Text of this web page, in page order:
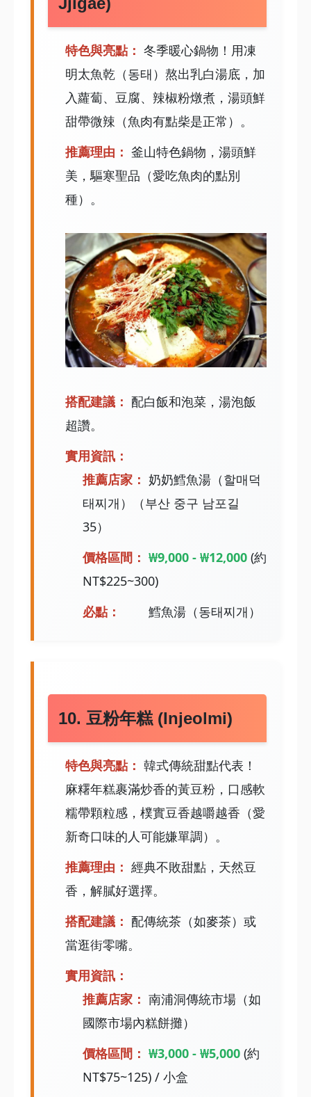
特色與亮點： 冬季暖心鍋物！用凍
明太魚乾（동태）熬出乳白湯底，加
入蘿蔔、豆腐、辣椒粉燉煮，湯頭鮮
甜帶微辣（魚肉有點柴是正常）。
推薦理由： 釜山特色鍋物，湯頭鮮
美，驅寒聖品（愛吃魚肉的點別
種）。
搭配建議： 配白飯和泡菜，湯泡飯
超讚。
實用資訊：
推薦店家： 奶奶鱈魚湯（할매덕
태찌개）（부산 중구 남포길
35）
價格區間： ₩9,000 - ₩12,000 (約
NT$225~300)
必點：
鱈魚湯（동태찌개）
10. 豆粉年糕 (Injeolmi)
特色與亮點： 韓式傳統甜點代表！
麻糬年糕裹滿炒香的黃豆粉，口感軟
糯帶顆粒感，樸實豆香越嚼越香（愛
新奇口味的人可能嫌單調）。
推薦理由： 經典不敗甜點，天然豆
香，解膩好選擇。
搭配建議： 配傳統茶（如麥茶）或
當逛街零嘴。
實用資訊：
推薦店家： 南浦洞傳統市場（如
國際市場內糕餅攤）
價格區間： ₩3,000 - ₩5,000 (約
NT$75~125) / 小盒